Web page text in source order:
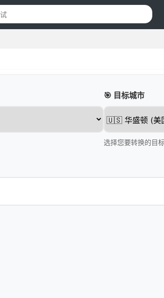
🎯 目标城市
选择您要转换的目